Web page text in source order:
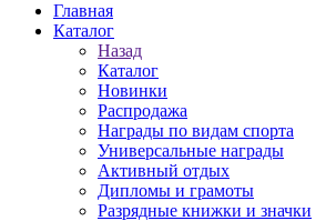
Главная
Каталог
Назад
Каталог
Новинки
Распродажа
Награды по видам спорта
Универсальные награды
Активный отдых
Дипломы и грамоты
Разрядные книжки и значки